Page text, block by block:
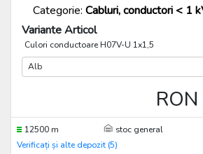
Categorie: Cabluri, conductori < 1
Variante Articol
Culori conductoare H07V-U 1x1,5
Alb
12500 m stoc general
Verificați și alte depozit (5)